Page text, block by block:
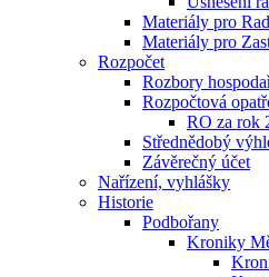
Materiály pro
Materiály pro
Rozpočet
Rozbory
Rozpočtová
RO za rok
Střednědobý
Závěrečný účet
Nařízení, vyhlášky
Historie
Podbořany
Kroniky